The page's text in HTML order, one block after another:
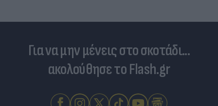
Για να μην μένεις στο σκοτάδι...
ακολούθησε το Flash.gr